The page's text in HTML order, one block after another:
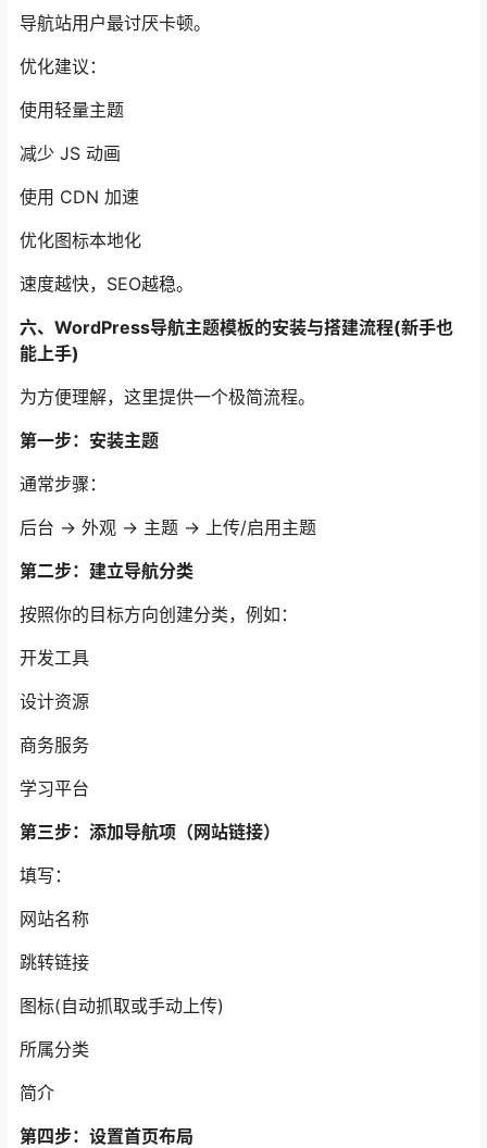
导航站用户最讨厌卡顿。
优化建议：
使用轻量主题
减少 JS 动画
使用 CDN 加速
优化图标本地化
速度越快，SEO越稳。
六、WordPress导航主题模板的安装与搭建流程(新手也
能上手)
为方便理解，这里提供一个极简流程。
第一步：安装主题
通常步骤：
后台 → 外观 → 主题 → 上传/启用主题
第二步：建立导航分类
按照你的目标方向创建分类，例如：
开发工具
设计资源
商务服务
学习平台
第三步：添加导航项（网站链接）
填写：
网站名称
跳转链接
图标(自动抓取或手动上传)
所属分类
简介
第四步：设置首页布局